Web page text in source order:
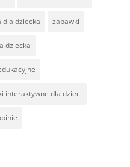
dla dziecka zabawki
dziecka
interaktywne dla dzieci